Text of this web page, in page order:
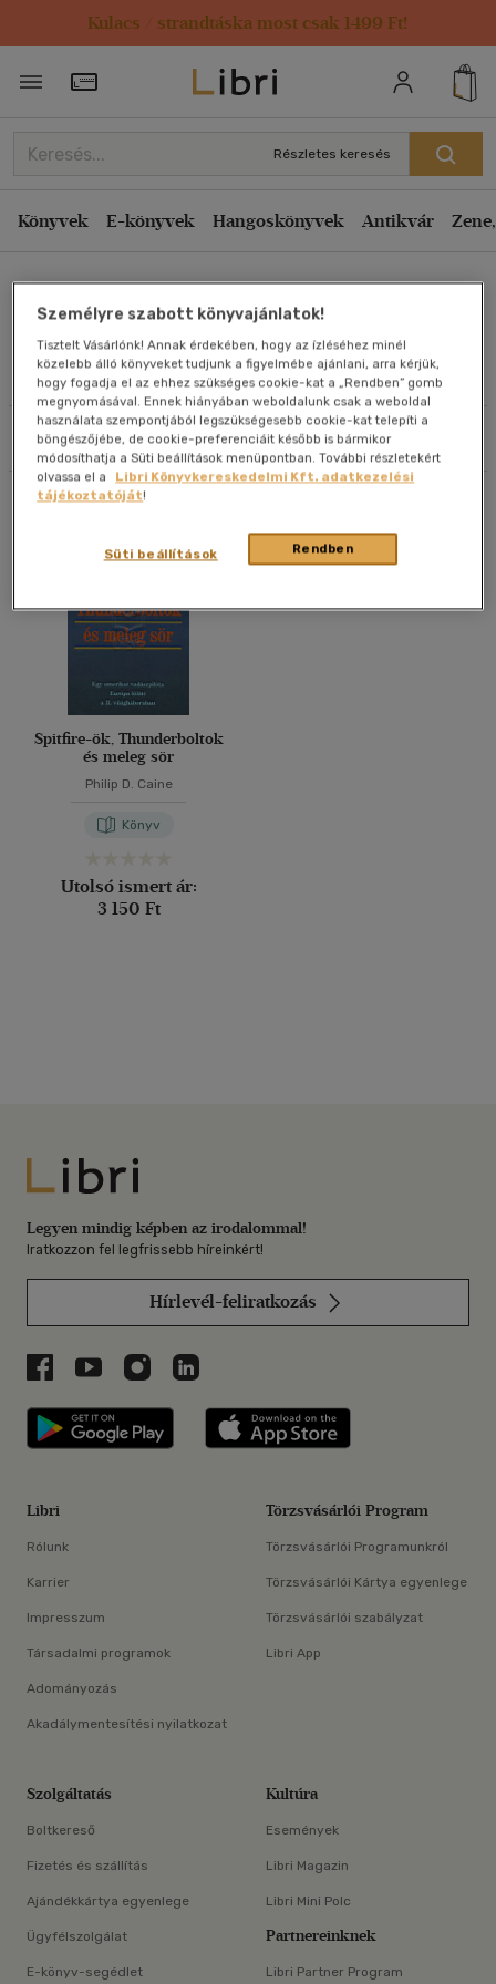
Kulacs / strandtáska most csak 1499 Ft!
Törzsvásárlói Kártya adatai
Részletes keresés
Könyvek E-könyvek Hangoskönyvek Antikvár
Művei
Szűrés Rendezés
Rendezés
Kiadás éve szerint csökkenő
Ár szerint csökkenő
Eladott darabszám szerint csökkenő
Eladott darabszám szerint növekvő
Cím szerint A-Z
Szerző szerint A-Z
Megjelenítés
20 db / oldal
Alkalmaz
Spitfire-ök, Thunderboltok
és meleg sör
Philip D. Caine
Könyv
Utolsó ismert ár:
3 150 Ft
Libri
Legyen mindig képben az irodalommal!
Iratkozzon fel legfrissebb híreinkért!
Hírlevél-feliratkozás
Libri a Facebookon
Libri a Youtube-on
Libri az Instagramon
Libri a LinkedInen
Libri applikáció Szerezd meg: Google
Libri
Rólunk
Karrier
Impresszum
Társadalmi programok
Adományozás
Akadálymentesítési nyilatkozat
Törzsvásárlói Program
Törzsvásárlói Programunkról
Törzsvásárlói Kártya egyenlege
Törzsvásárlói szabályzat
Libri App
Szolgáltatás
Boltkereső
Fizetés és szállítás
Ajándékkártya egyenlege
Ügyfélszolgálat
E-könyv-segédlet
Kultúra
Események
Libri Magazin
Libri Mini Polc
Partnereinknek
Libri Partner Program
Személyre szabott könyvajánlatok!
Tisztelt Vásárlónk! Annak érdekében, hogy az ízléséhez minél
közelebb álló könyveket tudjunk a figyelmébe ajánlani, arra kérjük,
hogy fogadja el az ehhez szükséges cookie-kat a „Rendben” gomb
megnyomásával. Ennek hiányában weboldalunk csak a weboldal
használata szempontjából legszükségesebb cookie-kat telepíti a
böngészőjébe, de cookie-preferenciáit később is bármikor
módosíthatja a Süti beállítások menüpontban. További részletekért
olvassa el a
Libri Könyvkereskedelmi Kft. adatkezelési
tájékoztatóját!
Rendben
Süti beállítások